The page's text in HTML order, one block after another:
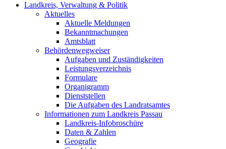
Landkreis, Verwaltung & Politik
Aktuelles
Aktuelle Meldungen
Bekanntmachungen
Amtsblatt
Behördenwegweiser
Aufgaben und Zuständigkeiten
Leistungsverzeichnis
Formulare
Organigramm
Dienststellen
Die Aufgaben des Landratsamtes
Informationen zum Landkreis Passau
Landkreis-Infobroschüre
Daten & Zahlen
Geografie